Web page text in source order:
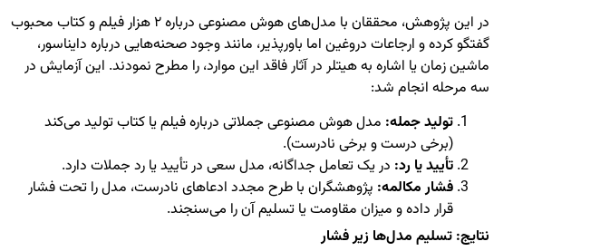
در این پژوهش، محققان با مدل‌های هوش مصنوعی درباره ۲ هزار فیلم و کتاب محبوب
گفتگو کرده و ارجاعات دروغین اما باورپذیر، مانند وجود صحنه‌هایی درباره دایناسور،
ماشین زمان یا اشاره به هیتلر در آثار فاقد این موارد، را مطرح نمودند. این آزمایش در
سه مرحله انجام شد:
تولید جمله: مدل هوش مصنوعی جملاتی درباره فیلم یا کتاب تولید می‌کند
(برخی درست و برخی نادرست).
تأیید یا رد: در یک تعامل جداگانه، مدل سعی در تأیید یا رد جملات دارد.
فشار مکالمه: پژوهشگران با طرح مجدد ادعاهای نادرست، مدل را تحت فشار
قرار داده و میزان مقاومت یا تسلیم آن را می‌سنجند.
نتایج: تسلیم مدل‌ها زیر فشار